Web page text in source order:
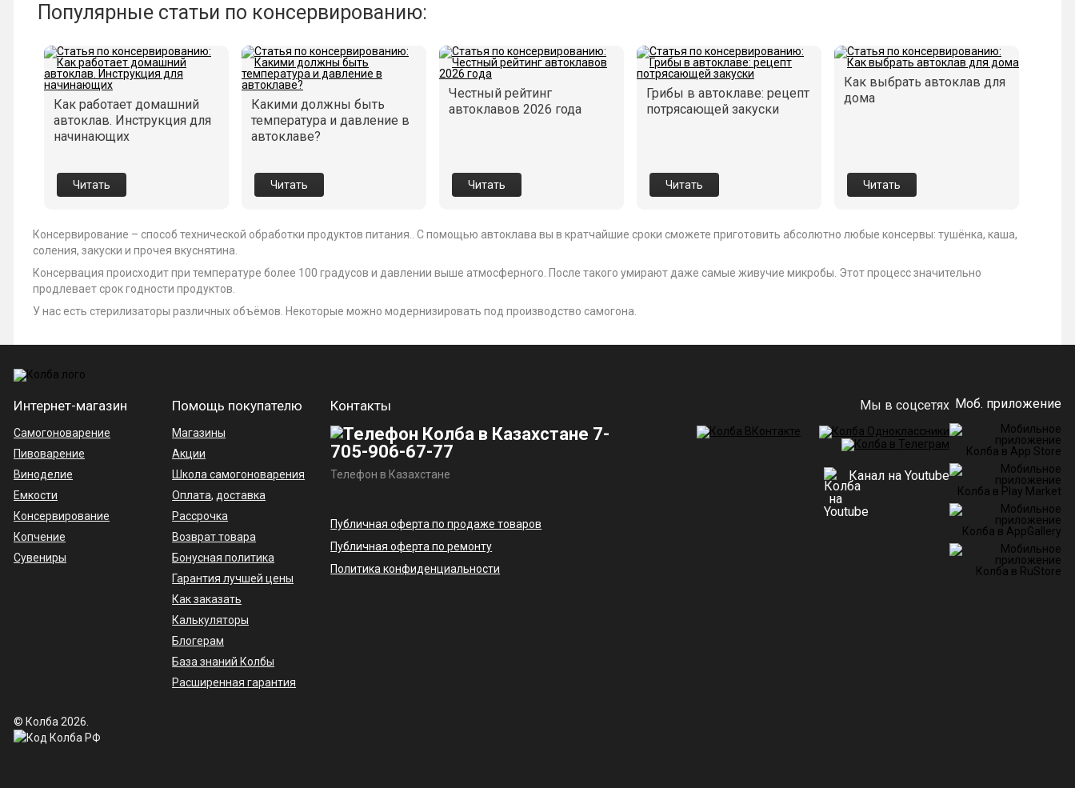
Популярные статьи по консервированию:
Как работает домашний
автоклав. Инструкция для
начинающих
Читать
Какими должны быть
температура и давление в
автоклаве?
Читать
Честный рейтинг
автоклавов 2026 года
Читать
Грибы в автоклаве: рецепт
потрясающей закуски
Читать
Как выбрать автоклав для
дома
Читать
Консервирование – способ технической обработки продуктов питания.. С помощью автоклава вы в кратчайшие сроки сможете приготовить абсолютно любые консервы: тушёнка, каша,
соления, закуски и прочея вкуснятина.
Консервация происходит при температуре более 100 градусов и давлении выше атмосферного. После такого умирают даже самые живучие микробы. Этот процесс значительно
продлевает срок годности продуктов.
У нас есть стерилизаторы различных объёмов. Некоторые можно модернизировать под производство самогона.
Интернет-магазин
Самогоноварение
Пивоварение
Виноделие
Емкости
Консервирование
Копчение
Сувениры
Помощь покупателю
Магазины
Акции
Школа самогоноварения
Оплата, доставка
Рассрочка
Возврат товара
Бонусная политика
Гарантия лучшей цены
Как заказать
Калькуляторы
Блогерам
База знаний Колбы
Расширенная гарантия
Контакты
7-
705-906-67-77
Телефон в Казахстане
Публичная оферта по продаже товаров
Публичная оферта по ремонту
Политика конфиденциальности
Мы в соцсетях
Канал на Youtube
Моб. приложение
© Колба 2026.